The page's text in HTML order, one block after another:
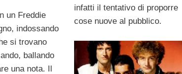
un Freddie
indossando
si trovano
ballando
una nota. Il
infatti il tentativo di proporre
cose nuove al pubblico.